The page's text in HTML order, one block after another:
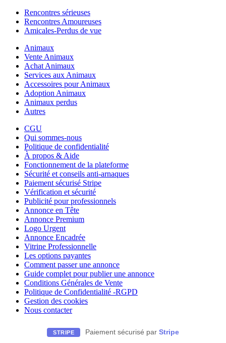
Rencontres sérieuses
Rencontres Amoureuses
Amicales-Perdus de vue
Animaux
Vente Animaux
Achat Animaux
Services aux Animaux
Accessoires pour Animaux
Adoption Animaux
Animaux perdus
Autres
CGU
Qui sommes-nous
Politique de confidentialité
À propos & Aide
Fonctionnement de la plateforme
Sécurité et conseils anti-arnaques
Paiement sécurisé Stripe
Vérification et sécurité
Publicité pour professionnels
Annonce en Tête
Annonce Premium
Logo Urgent
Annonce Encadrée
Vitrine Professionnelle
Les options payantes
Comment passer une annonce
Guide complet pour publier une annonce
Conditions Générales de Vente
Politique de Confidentialité -RGPD
Gestion des cookies
Nous contacter
STRIPE Paiement sécurisé par Stripe